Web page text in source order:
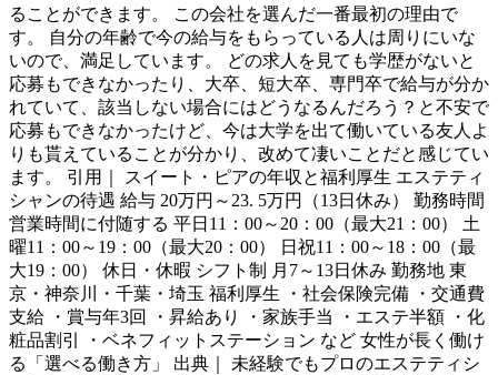
ることができます。 この会社を選んだ一番最初の理由で
す。 自分の年齢で今の給与をもらっている人は周りにいな
いので、満足しています。 どの求人を見ても学歴がないと
応募もできなかったり、大卒、短大卒、専門卒で給与が分か
れていて、該当しない場合にはどうなるんだろう？と不安で
応募もできなかったけど、今は大学を出て働いている友人よ
りも貰えていることが分かり、改めて凄いことだと感じてい
ます。 引用｜ スイート・ピアの年収と福利厚生 エステティ
シャンの待遇 給与 20万円～23. 5万円（13日休み） 勤務時間
営業時間に付随する 平日11：00～20：00（最大21：00） 土
曜11：00～19：00（最大20：00） 日祝11：00～18：00（最
大19：00） 休日・休暇 シフト制 月7～13日休み 勤務地 東
京・神奈川・千葉・埼玉 福利厚生 ・社会保険完備 ・交通費
支給 ・賞与年3回 ・昇給あり ・家族手当 ・エステ半額 ・化
粧品割引 ・ベネフィットステーション など 女性が長く働け
る「選べる働き方」 出典｜ 未経験でもプロのエステティシ